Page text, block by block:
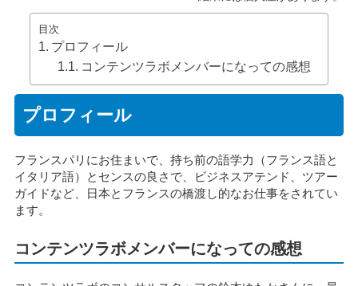
目次
プロフィール
コンテンツラボメンバーになっての感想
プロフィール
フランスパリにお住まいで、持ち前の語学力（フランス語と
イタリア語）とセンスの良さで、ビジネスアテンド、ツアー
ガイドなど、日本とフランスの橋渡し的なお仕事をされてい
ます。
コンテンツラボメンバーになっての感想